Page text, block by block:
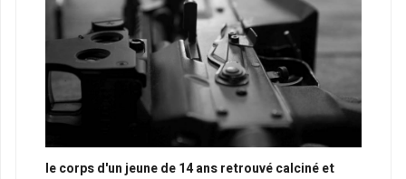
le corps d'un jeune de 14 ans retrouvé calciné et